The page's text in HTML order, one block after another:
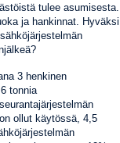
tulee asumisesta.
ja hankinnat. Hyväksi
3 henkinen
tonnia
ollut käytössä, 4,5